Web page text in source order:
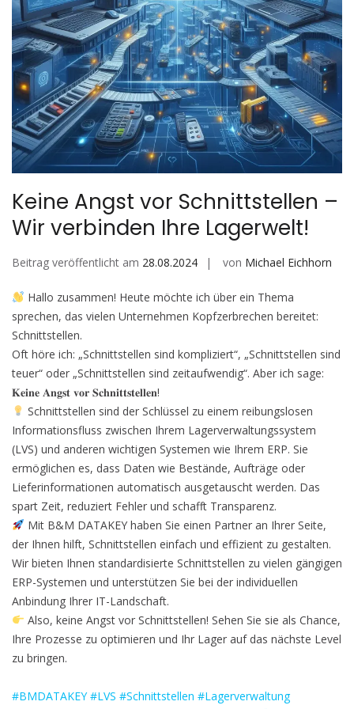
Keine Angst vor Schnittstellen –
Wir verbinden Ihre Lagerwelt!
Beitrag veröffentlicht am 28.08.2024 von Michael Eichhorn
Hallo zusammen! Heute möchte ich über ein Thema
sprechen, das vielen Unternehmen Kopfzerbrechen bereitet:
Schnittstellen.
Oft höre ich: „Schnittstellen sind kompliziert“, „Schnittstellen sind
teuer“ oder „Schnittstellen sind zeitaufwendig“. Aber ich sage:
𝐊𝐞𝐢𝐧𝐞 𝐀𝐧𝐠𝐬𝐭 𝐯𝐨𝐫 𝐒𝐜𝐡𝐧𝐢𝐭𝐭𝐬𝐭𝐞𝐥𝐥𝐞𝐧!
Schnittstellen sind der Schlüssel zu einem reibungslosen
Informationsfluss zwischen Ihrem Lagerverwaltungssystem
(LVS) und anderen wichtigen Systemen wie Ihrem ERP. Sie
ermöglichen es, dass Daten wie Bestände, Aufträge oder
Lieferinformationen automatisch ausgetauscht werden. Das
spart Zeit, reduziert Fehler und schafft Transparenz.
Mit B&M DATAKEY haben Sie einen Partner an Ihrer Seite,
der Ihnen hilft, Schnittstellen einfach und effizient zu gestalten.
Wir bieten Ihnen standardisierte Schnittstellen zu vielen gängigen
ERP-Systemen und unterstützen Sie bei der individuellen
Anbindung Ihrer IT-Landschaft.
Also, keine Angst vor Schnittstellen! Sehen Sie sie als Chance,
Ihre Prozesse zu optimieren und Ihr Lager auf das nächste Level
zu bringen.
#BMDATAKEY #LVS #Schnittstellen #Lagerverwaltung